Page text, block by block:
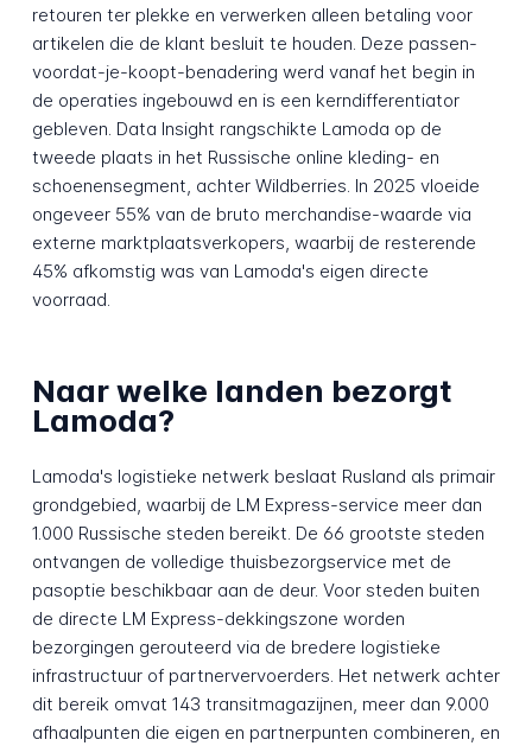
retouren ter plekke en verwerken alleen betaling voor
artikelen die de klant besluit te houden. Deze passen-
voordat-je-koopt-benadering werd vanaf het begin in
de operaties ingebouwd en is een kerndifferentiator
gebleven. Data Insight rangschikte Lamoda op de
tweede plaats in het Russische online kleding- en
schoenensegment, achter Wildberries. In 2025 vloeide
ongeveer 55% van de bruto merchandise-waarde via
externe marktplaatsverkopers, waarbij de resterende
45% afkomstig was van Lamoda's eigen directe
voorraad.
Naar welke landen bezorgt
Lamoda?
Lamoda's logistieke netwerk beslaat Rusland als primair
grondgebied, waarbij de LM Express-service meer dan
1.000 Russische steden bereikt. De 66 grootste steden
ontvangen de volledige thuisbezorgservice met de
pasoptie beschikbaar aan de deur. Voor steden buiten
de directe LM Express-dekkingszone worden
bezorgingen gerouteerd via de bredere logistieke
infrastructuur of partnervervoerders. Het netwerk achter
dit bereik omvat 143 transitmagazijnen, meer dan 9.000
afhaalpunten die eigen en partnerpunten combineren, en